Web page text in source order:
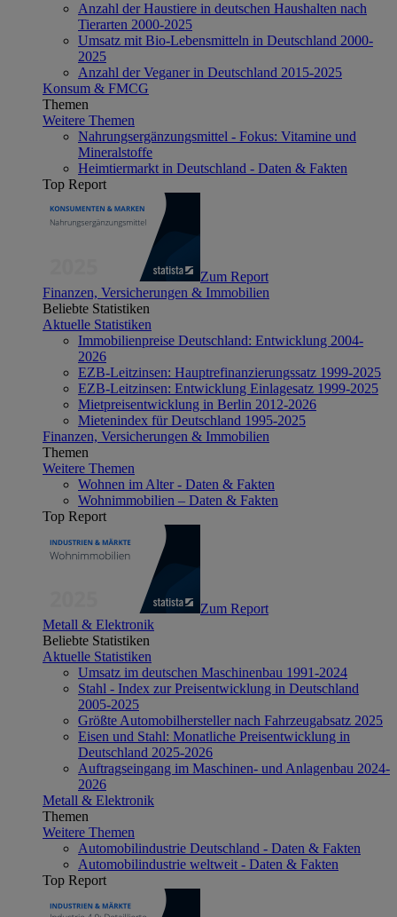
Anzahl der Haustiere in deutschen Haushalten nach
Tierarten 2000-2025
Umsatz mit Bio-Lebensmitteln in Deutschland 2000-
2025
Anzahl der Veganer in Deutschland 2015-2025
Konsum & FMCG
Themen
Weitere Themen
Nahrungsergänzungsmittel - Fokus: Vitamine und
Mineralstoffe
Heimtiermarkt in Deutschland - Daten & Fakten
Top Report
Zum Report
Finanzen, Versicherungen & Immobilien
Beliebte Statistiken
Aktuelle Statistiken
Immobilienpreise Deutschland: Entwicklung 2004-
2026
EZB-Leitzinsen: Hauptrefinanzierungssatz 1999-2025
EZB-Leitzinsen: Entwicklung Einlagesatz 1999-2025
Mietpreisentwicklung in Berlin 2012-2026
Mietenindex für Deutschland 1995-2025
Finanzen, Versicherungen & Immobilien
Themen
Weitere Themen
Wohnen im Alter - Daten & Fakten
Wohnimmobilien – Daten & Fakten
Top Report
Zum Report
Metall & Elektronik
Beliebte Statistiken
Aktuelle Statistiken
Umsatz im deutschen Maschinenbau 1991-2024
Stahl - Index zur Preisentwicklung in Deutschland
2005-2025
Größte Automobilhersteller nach Fahrzeugabsatz 2025
Eisen und Stahl: Monatliche Preisentwicklung in
Deutschland 2025-2026
Auftragseingang im Maschinen- und Anlagenbau 2024-
2026
Metall & Elektronik
Themen
Weitere Themen
Automobilindustrie Deutschland - Daten & Fakten
Automobilindustrie weltweit - Daten & Fakten
Top Report